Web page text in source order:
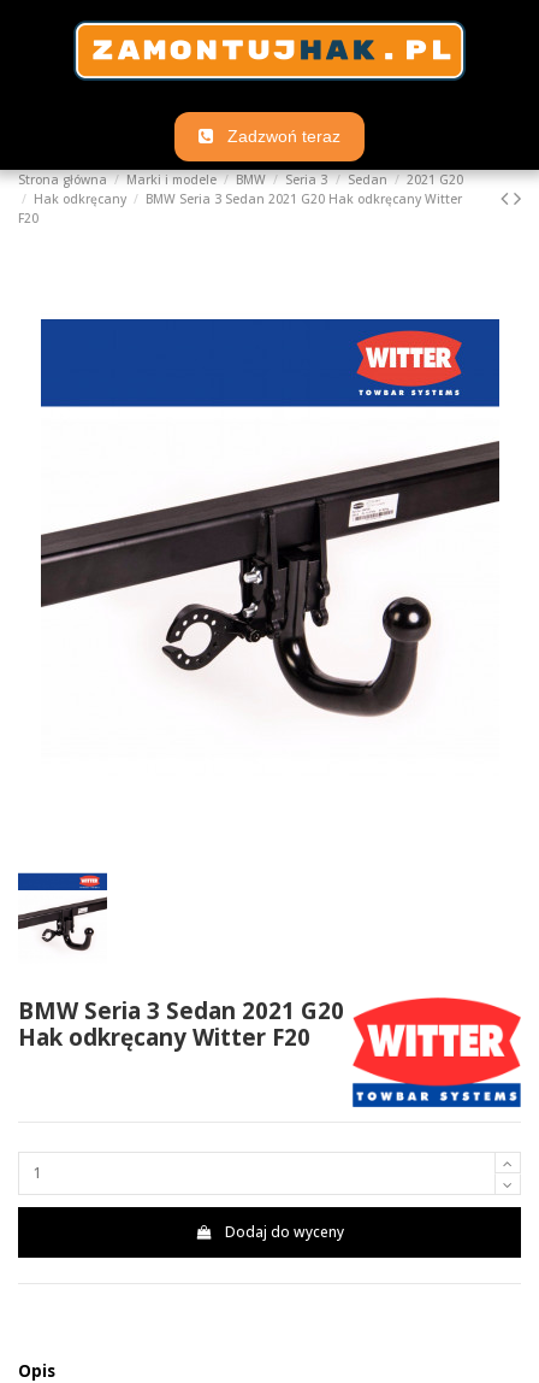
Zadzwoń teraz
Strona główna Marki i modele BMW Seria 3 Sedan
2021 G20
Hak odkręcany
BMW Seria 3 Sedan 2021 G20 Hak odkręcany Witter
F20
BMW Seria 3 Sedan 2021 G20
Hak odkręcany Witter F20
Dodaj do wyceny
Opis